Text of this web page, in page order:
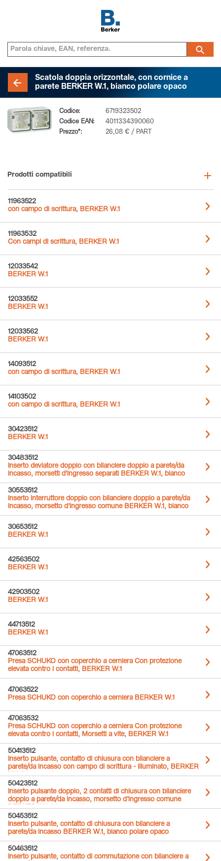
Scatola doppia orizzontale, con cornice a
parete BERKER W.1, bianco polare opaco
Codice:
6719323502
Codice EAN:
4011334390060
Prezzo*:
26,08 € / PART
Prodotti compatibili
11963522
con campo di scrittura, BERKER W.1
11963532
Con campi di scrittura, BERKER W.1
12033542
BERKER W.1
12033552
BERKER W.1
12033562
BERKER W.1
14093512
con campo di scrittura, BERKER W.1
14103502
con campo di scrittura, BERKER W.1
30423512
BERKER W.1
30483512
Inserto deviatore doppio con bilanciere doppio a parete/da
incasso, morsetti d’ingresso separati BERKER W.1, bianco
polare opaco
30553512
Inserto interruttore doppio con bilanciere doppio a parete/da
incasso, morsetto d'ingresso comune BERKER W.1, bianco
polare opaco
30653512
BERKER W.1
42563502
BERKER W.1
42903502
BERKER W.1
44713512
BERKER W.1
47063512
Presa SCHUKO con coperchio a cerniera Con protezione
elevata contro i contatti, BERKER W.1
47063522
Presa SCHUKO con coperchio a cerniera BERKER W.1
47063532
Presa SCHUKO con coperchio a cerniera Con protezione
elevata contro i contatti, Morsetti a vite, BERKER W.1
50413512
Inserto pulsante, contatto di chiusura con bilanciere a
parete/da incasso con campo di scrittura - illuminato, BERKER
W.1, bianco polare opaco
50423512
Inserto pulsante doppio, 2 contatti di chiusura con bilanciere
doppio a parete/da incasso, morsetto d'ingresso comune
BERKER W.1, bianco polare opaco
50453512
Inserto pulsante, contatto di chiusura con bilanciere a
parete/da incasso BERKER W.1, bianco polare opaco
50463512
Inserto pulsante, contatto di commutazione con bilanciere a